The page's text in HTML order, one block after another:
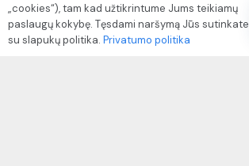
Privatumo politika
Pinigų ir prekių grąžinimo politika
„cookies“), tam kad užtikrintume Jums teikiamų
paslaugų kokybę. Tęsdami naršymą Jūs sutinkate
su slapukų politika. Privatumo politika